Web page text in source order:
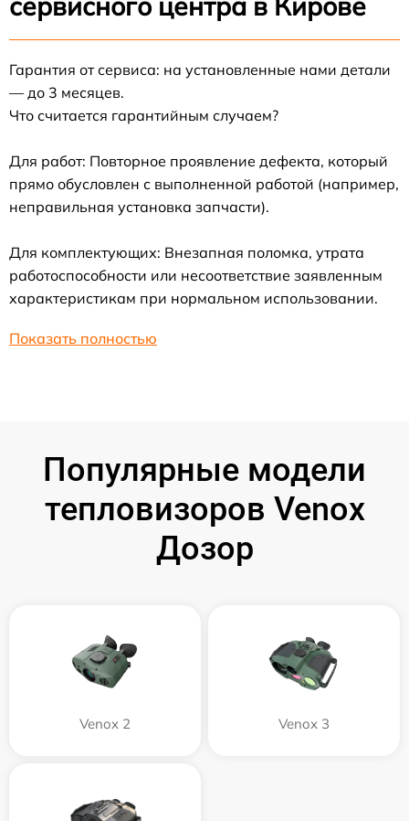
Гарантия от сервиса: на установленные нами детали
— до 3 месяцев.
Что считается гарантийным случаем?
Для работ: Повторное проявление дефекта, который
прямо обусловлен с выполненной работой (например,
неправильная установка запчасти).
Для комплектующих: Внезапная поломка, утрата
работоспособности или несоответствие заявленным
характеристикам при нормальном использовании.
Показать полностью
Популярные модели
тепловизоров Venox
Дозор
Venox 2 Venox 3